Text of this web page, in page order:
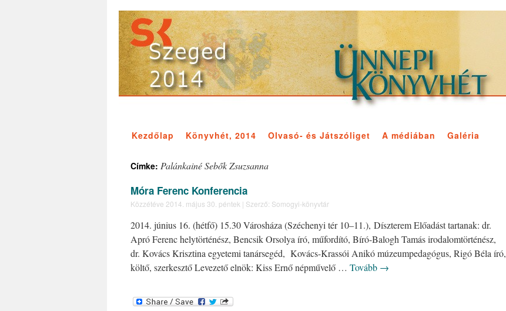
Kezdőlap Könyvhét, 2014 Olvasó- és Játszóliget A médiában Galéria
Címke: Palánkainé Sebők Zsuzsanna
Móra Ferenc Konferencia
Közzétéve 2014. május 30. péntek | Szerző: Somogyi-könyvtár
2014. június 16. (hétfő) 15.30 Városháza (Széchenyi tér 10–11.), Díszterem Előadást tartanak: dr.
Apró Ferenc helytörténész, Bencsik Orsolya író, műfordító, Bíró-Balogh Tamás irodalomtörténész,
dr. Kovács Krisztina egyetemi tanársegéd, Kovács-Krassói Anikó múzeumpedagógus, Rigó Béla író,
költő, szerkesztő Levezető elnök: Kiss Ernő népművelő … Tovább →